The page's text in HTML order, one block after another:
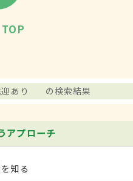
あり の検索結果
アプローチ
を知る